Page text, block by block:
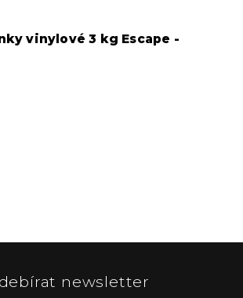
vinylové 3 kg Escape -
newsletter